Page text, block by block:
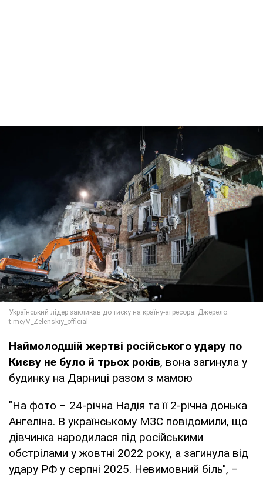
Наймолодшій жертві російського удару по
Києву не було й трьох років, вона загинула у
будинку на Дарниці разом з мамою
"На фото – 24-річна Надія та її 2-річна донька
Ангеліна. В українському МЗС повідомили, що
дівчинка народилася під російськими
обстрілами у жовтні 2022 року, а загинула від
удару РФ у серпні 2025. Невимовний біль", –